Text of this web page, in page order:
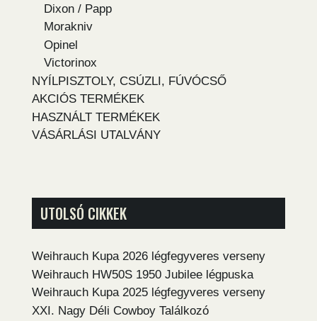
Dixon / Papp
Morakniv
Opinel
Victorinox
NYÍLPISZTOLY, CSÚZLI, FÚVÓCSŐ
AKCIÓS TERMÉKEK
HASZNÁLT TERMÉKEK
VÁSÁRLÁSI UTALVÁNY
UTOLSÓ CIKKEK
Weihrauch Kupa 2026 légfegyveres verseny
Weihrauch HW50S 1950 Jubilee légpuska
Weihrauch Kupa 2025 légfegyveres verseny
XXI. Nagy Déli Cowboy Találkozó